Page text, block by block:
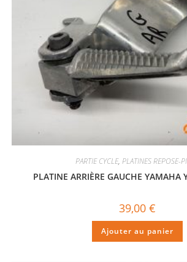
PARTIE CYCLE, PLATINES REPOSE-
PLATINE ARRIÈRE GAUCHE YAMAHA
39,00 €
Ajouter au panier